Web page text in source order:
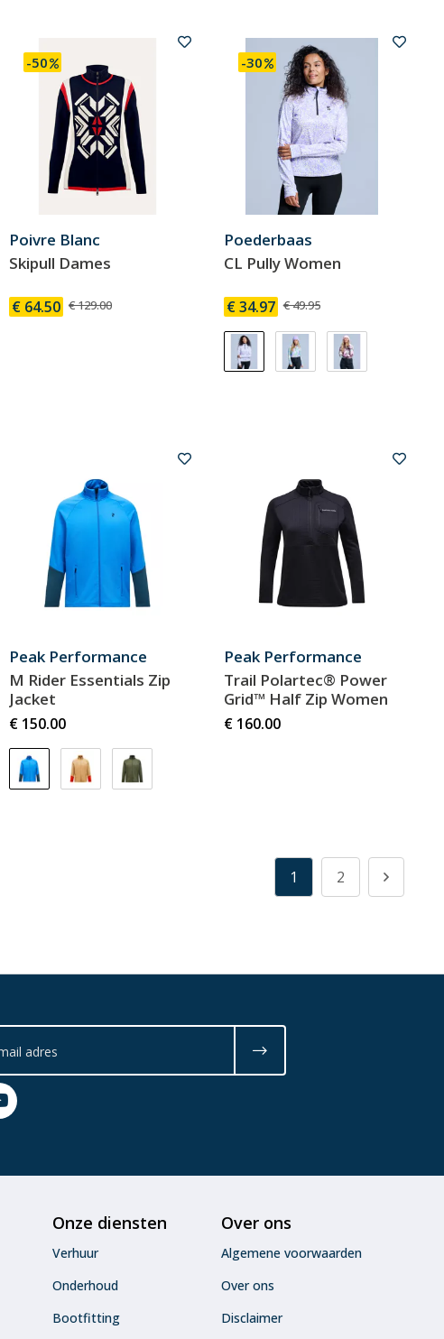
Poivre Blanc
Skipull Dames
€ 64.50 € 129.00
-50
Poederbaas
CL Pully Women
€ 34.97 € 49.95
-30
Peak Performance
M Rider Essentials Zip
Jacket
€ 150.00
Peak Performance
Trail Polartec® Power
Grid™ Half Zip Women
€ 160.00
1 2
Onze diensten
Verhuur
Onderhoud
Bootfitting
Over ons
Algemene voorwaarden
Over ons
Disclaimer